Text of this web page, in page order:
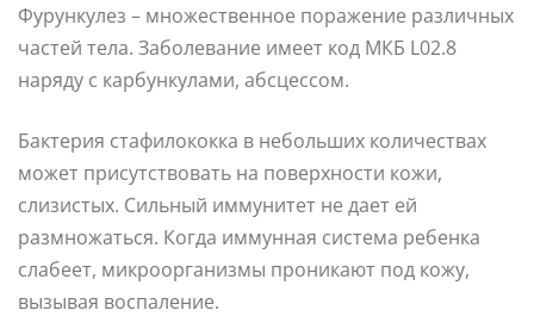
Фурункулез – множественное поражение различных
частей тела. Заболевание имеет код МКБ L02.8
наряду с карбункулами, абсцессом.
Бактерия стафилококка в небольших количествах
может присутствовать на поверхности кожи,
слизистых. Сильный иммунитет не дает ей
размножаться. Когда иммунная система ребенка
слабеет, микроорганизмы проникают под кожу,
вызывая воспаление.